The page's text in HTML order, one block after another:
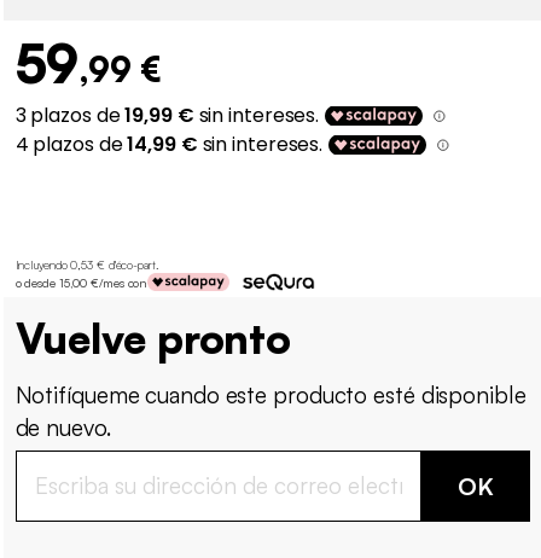
59,99 €
Incluyendo 0,53 € d'éco-part.
o desde 15,00 €/mes con
Vuelve pronto
Notifíqueme cuando este producto esté disponible
de nuevo.
OK